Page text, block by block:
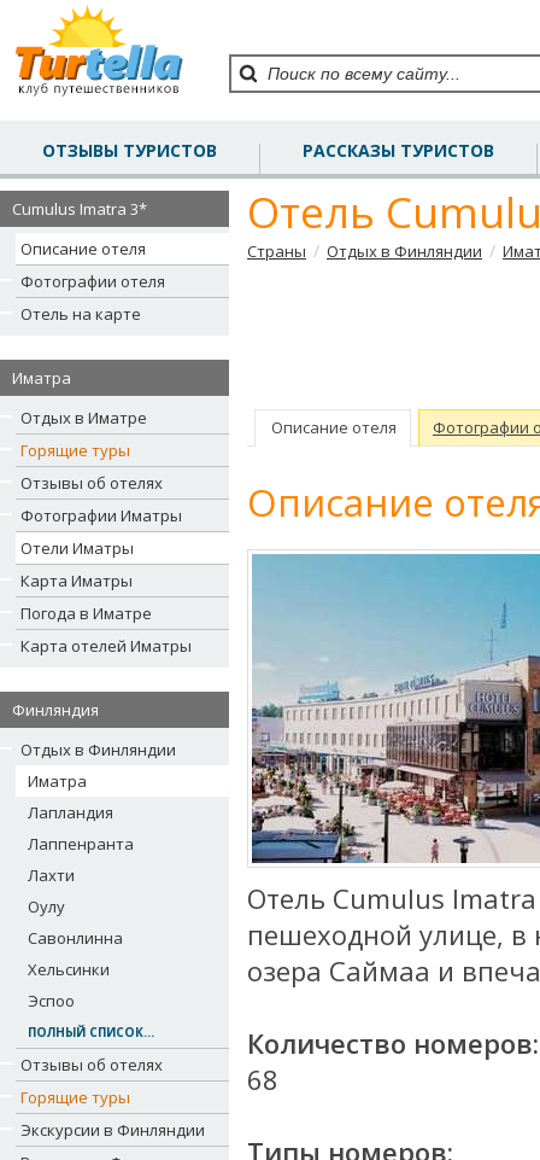
ОТЗЫВЫ ТУРИСТОВ РАССКАЗЫ ТУРИСТОВ
Cumulus Imatra 3*
Описание отеля
Фотографии отеля
Отель на карте
Иматра
Отдых в Иматре
Горящие туры
Отзывы об отелях
Фотографии Иматры
Отели Иматры
Карта Иматры
Погода в Иматре
Карта отелей Иматры
Финляндия
Отдых в Финляндии
Иматра
Лапландия
Лаппенранта
Лахти
Оулу
Савонлинна
Хельсинки
Эспоо
ПОЛНЫЙ СПИСОК...
Отзывы об отелях
Горящие туры
Экскурсии в Финляндии
Отель
Страны / Отдых в Финляндии /
Описание отеля Фотографии
Описание
Отель Cumulus
пешеходной улице, в
озера Саймаа и
Количество номеров:
68
Типы номеров: